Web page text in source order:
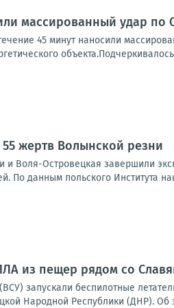
массированный удар по
45 минут наносили
жертв Волынской резни
и Воля-Островецкая завершили
По данным польского Института
из пещер рядом со
запускали беспилотные
Народной Республики (ДНР). Об